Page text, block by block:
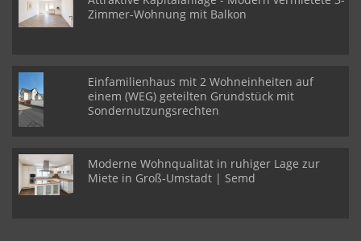
Zimmer-Wohnung mit Balkon
Einfamilienhaus mit 2 Wohneinheiten auf
einem (WEG) geteilten Grundstück mit
Sondernutzungsrechten
Moderne Wohnqualität in ruhiger Lage zur
Miete in Groß-Umstadt | Semd